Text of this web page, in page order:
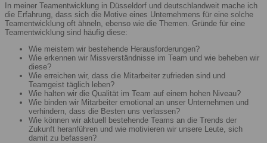
In meiner Teamentwicklung in Düsseldorf und deutschlandweit mache ich
die Erfahrung, dass sich die Motive eines Unternehmens für eine solche
Teamentwicklung oft ähneln, ebenso wie die Themen. Gründe für eine
Teamentwicklung sind häufig diese:
Wie meistern wir bestehende Herausforderungen?
Wie erkennen wir Missverständnisse im Team und wie beheben wir
diese?
Wie erreichen wir, dass die Mitarbeiter zufrieden sind und
Teamgeist täglich leben?
Wie halten wir die Qualität im Team auf einem hohen Niveau?
Wie binden wir Mitarbeiter emotional an unser Unternehmen und
verhindern, dass die Besten uns verlassen?
Wie können wir aktuell bestehende Teams an die Trends der
Zukunft heranführen und wie motivieren wir unsere Leute, sich
damit zu befassen?